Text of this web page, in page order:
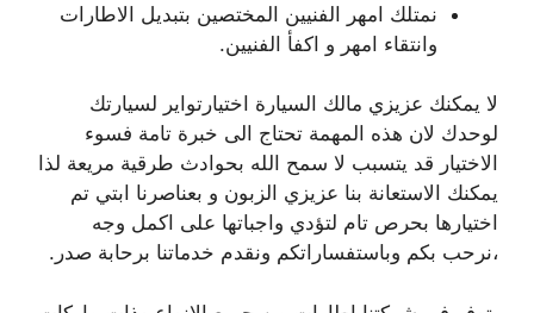
نمتلك امهر الفنيين المختصين بتبديل الاطارات
وانتقاء امهر و اكفأ الفنيين.
لا يمكنك عزيزي مالك السيارة اختيارتواير لسيارتك
لوحدك لان هذه المهمة تحتاج الى خبرة تامة فسوء
الاختيار قد يتسبب لا سمح الله بحوادث طرقية مريعة لذا
يمكنك الاستعانة بنا عزيزي الزبون و بعناصرنا ابتي تم
اختيارها بحرص تام لتؤدي واجباتها على اكمل وجه
،نرحب بكم وباستفساراتكم ونقدم خدماتنا برحابة صدر.